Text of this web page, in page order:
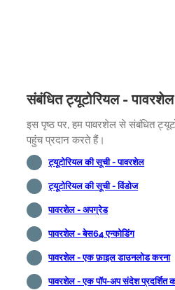
संबंधित ट्यूटोरियल - पावरशेल
इस पृष्ठ पर, हम पावरशेल से संबंधित
पहुंच प्रदान करते हैं।
ट्यूटोरियल की सूची - पावरशेल
ट्यूटोरियल की सूची - विंडोज
पावरशेल - अपग्रेड
पावरशेल - बेस64 एन्कोडिंग
पावरशेल - एक फ़ाइल डाउनलोड करना
पावरशेल - एक पॉप-अप संदेश प्रदर्शित